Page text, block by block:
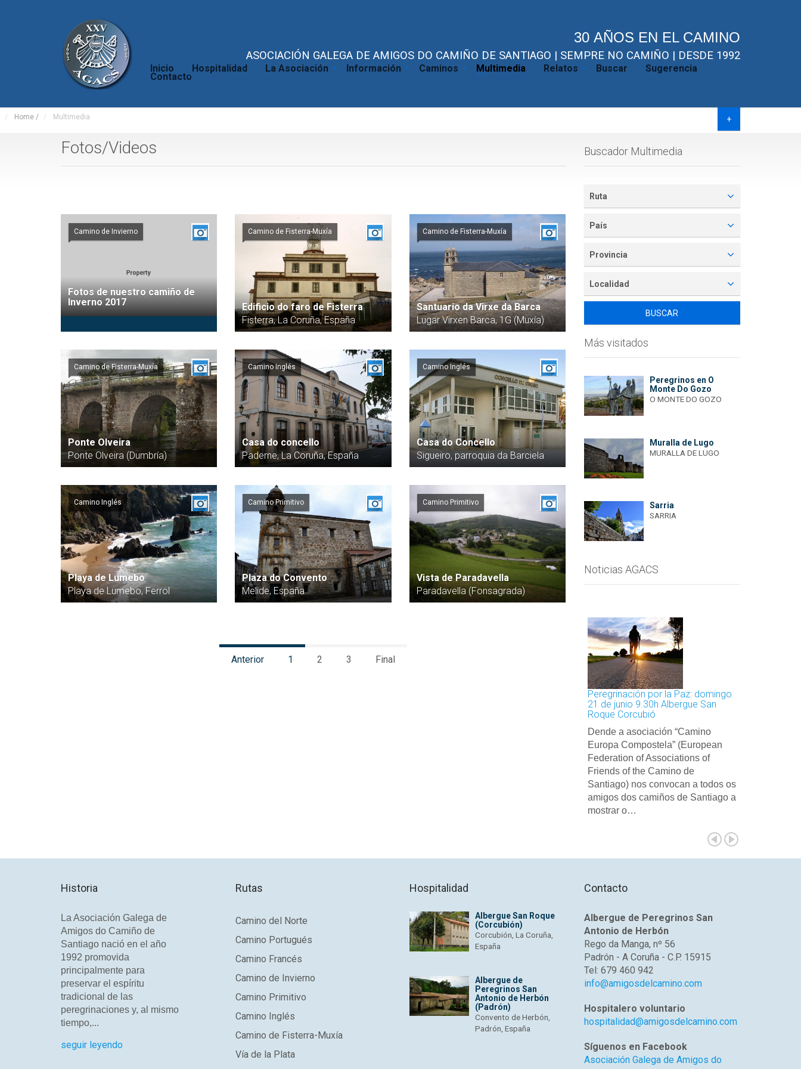
30 AÑOS EN EL CAMINO
ASOCIACIÓN GALEGA DE AMIGOS DO CAMIÑO DE SANTIAGO | SEMPRE NO CAMIÑO | DESDE 1992
Inicio Hospitalidad La Asociación Información Caminos Multimedia Relatos Buscar Sugerencia
Contacto
+
Home / Multimedia
Fotos/Videos
Camino de Invierno
Fotos de nuestro camiño de
Inverno 2017
Camino de Fisterra-Muxía
Edificio do faro de Fisterra
Fisterra, La Coruña, España
Camino de Fisterra-Muxía
Santuario da Virxe da Barca
Lugar Virxen Barca, 1G (Muxía)
Camino de Fisterra-Muxía
Ponte Olveira
Ponte Olveira (Dumbría)
Camino Inglés
Casa do concello
Paderne, La Coruña, España
Camino Inglés
Casa do Concello
Sigueiro, parroquia da Barciela
Camino Inglés
Playa de Lumebo
Playa de Lumebo, Ferrol
Camino Primitivo
Plaza do Convento
Melide, España
Camino Primitivo
Vista de Paradavella
Paradavella (Fonsagrada)
Anterior 1 2 3 Final
Buscador Multimedia
Ruta
País
Provincia
Localidad
Más visitados
Peregrinos en O
Monte Do Gozo
O MONTE DO GOZO
Muralla de Lugo
MURALLA DE LUGO
Sarria
SARRIA
Noticias AGACS
Peregrinación por la Paz: domingo
21 de junio 9.30h Albergue San
Roque Corcubió
Dende a asociación “Camino
Europa Compostela” (European
Federation of Associations of
Friends of the Camino de
Santiago) nos convocan a todos os
amigos dos camiños de Santiago a
mostrar o…
Historia
La Asociación Galega de
Amigos do Camiño de
Santiago nació en el año
1992 promovida
principalmente para
preservar el espíritu
tradicional de las
peregrinaciones y, al mismo
tiempo,...
seguir leyendo
Rutas
Camino del Norte
Camino Portugués
Camino Francés
Camino de Invierno
Camino Primitivo
Camino Inglés
Camino de Fisterra-Muxía
Vía de la Plata
Hospitalidad
Albergue San Roque
(Corcubión)
Corcubión, La Coruña,
España
Albergue de
Peregrinos San
Antonio de Herbón
(Padrón)
Convento de Herbón,
Padrón, España
Contacto
Albergue de Peregrinos San
Antonio de Herbón
Rego da Manga, nº 56
Padrón - A Coruña - C.P. 15915
Tel: 679 460 942
info@amigosdelcamino.com
Hospitalero voluntario
hospitalidad@amigosdelcamino.com
Síguenos en Facebook
Asociación Galega de Amigos do